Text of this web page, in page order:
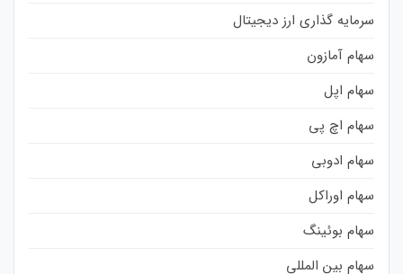
سرمایه گذاری ارز دیجیتال
سهام آمازون
سهام اپل
سهام اچ پی
سهام ادوبی
سهام اوراکل
سهام بوئینگ
سهام بین المللی